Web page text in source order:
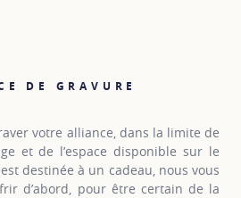
DE GRAVURE
votre alliance, dans la limite de
et de l’espace disponible sur le
destinée à un cadeau, nous vous
d’abord, pour être certain de la